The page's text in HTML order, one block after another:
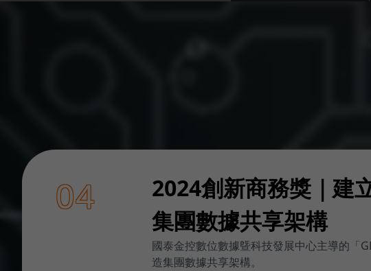
04
2024創新商務獎｜建
集團數據共享架構
國泰金控數位數據曁科技發展中心主導的「
造集團數據共享架構。